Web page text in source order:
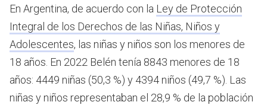
En Argentina, de acuerdo con la Ley de Protección
Integral de los Derechos de las Niñas, Niños y
Adolescentes, las niñas y niños son los menores de
18 años. En 2022 Belén tenía 8843 menores de 18
años: 4449 niñas (50,3 %) y 4394 niños (49,7 %). Las
niñas y niños representaban el 28,9 % de la población